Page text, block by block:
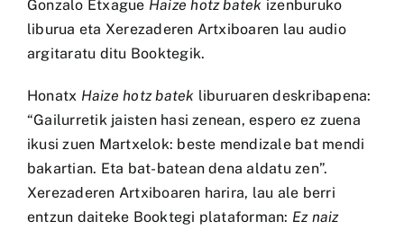
Gonzalo Etxague Haize hotz batek izenburuko
liburua eta Xerezaderen Artxiboaren lau audio
argitaratu ditu Booktegik.
Honatx Haize hotz batek liburuaren deskribapena:
“Gailurretik jaisten hasi zenean, espero ez zuena
ikusi zuen Martxelok: beste mendizale bat mendi
bakartian. Eta bat-batean dena aldatu zen”.
Xerezaderen Artxiboaren harira, lau ale berri
entzun daiteke Booktegi plataforman: Ez naiz